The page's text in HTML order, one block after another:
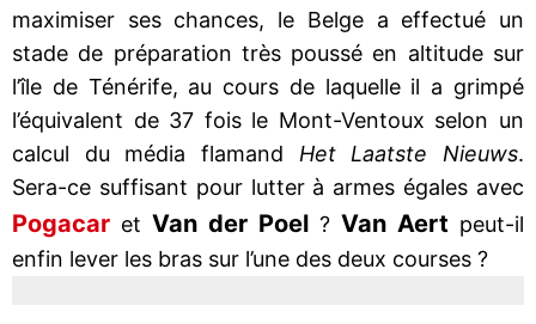
maximiser ses chances, le Belge a effectué un
stade de préparation très poussé en altitude sur
l’île de Ténérife, au cours de laquelle il a grimpé
l’équivalent de 37 fois le Mont-Ventoux selon un
calcul du média flamand Het Laatste Nieuws.
Sera-ce suffisant pour lutter à armes égales avec
Pogacar et Van der Poel ? Van Aert peut-il
enfin lever les bras sur l’une des deux courses ?